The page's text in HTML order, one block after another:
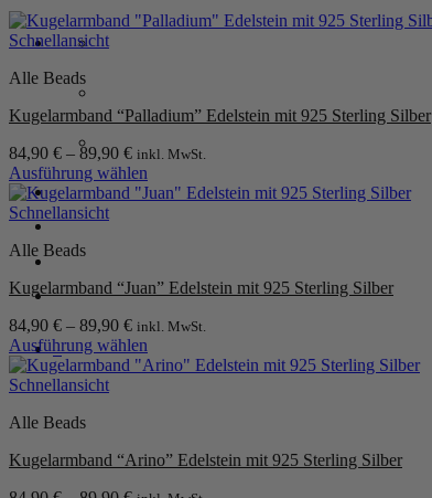
Anmelden / Registrieren
Warenkorb /
0
Schnellansicht
Alle Beads
Kugelarmband “Palladium” Edelstein mit 925 Sterling Silber
84,90 € – 89,90 € inkl. MwSt.
Ausführung wählen
Dieses
Produkt
weist
mehrere
Varianten
auf.
Optionen
können
auf
der
gewählt
werden
Schnellansicht
Alle Beads
Kugelarmband “Juan” Edelstein mit 925 Sterling Silber
84,90 € – 89,90 € inkl. MwSt.
Ausführung wählen
Dieses
Produkt
mehrere
auf.
Schnellansicht
Alle Beads
Kugelarmband “Arino” Edelstein mit 925 Sterling Silber